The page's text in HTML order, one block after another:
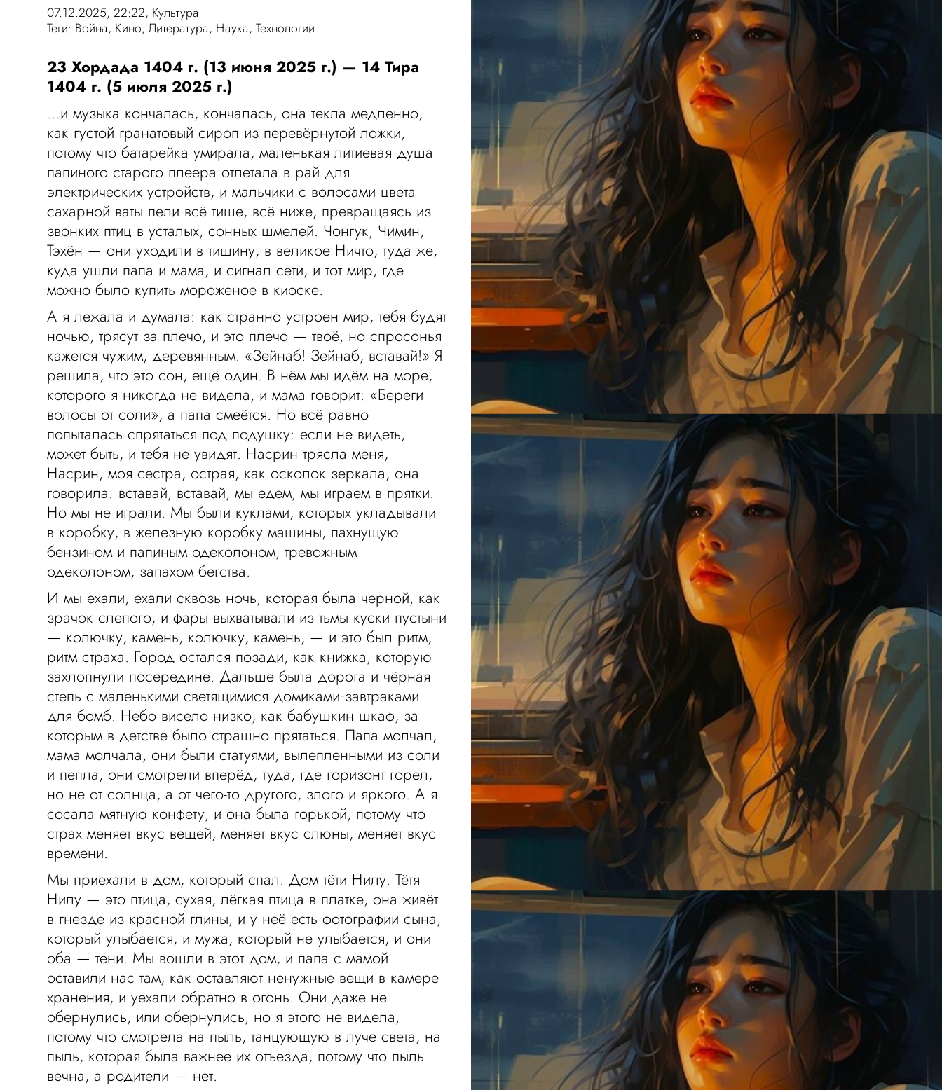
07.12.2025, 22:22, Культура
Теги: Война, Кино,Литература, Наука,Технологии
23 Хордада 1404 г. (13 июня 2025 г.) — 14 Тира
1404 г. (5 июля 2025 г.)
…и музыка кончалась, кончалась, она текла медленно,
как густой гранатовый сироп из перевёрнутой ложки,
потому что батарейка умирала, маленькая литиевая душа
папиного старого плеера отлетала в рай для
электрических устройств, и мальчики с волосами цвета
сахарной ваты пели всё тише, всё ниже, превращаясь из
звонких птиц в усталых, сонных шмелей. Чонгук, Чимин,
Тэхён — они уходили в тишину, в великое Ничто, туда же,
куда ушли папа и мама, и сигнал сети, и тот мир, где
можно было купить мороженое в киоске.
А я лежала и думала: как странно устроен мир, тебя будят
ночью, трясут за плечо, и это плечо — твоё, но спросонья
кажется чужим, деревянным. «Зейнаб! Зейнаб, вставай!» Я
решила, что это сон, ещё один. В нём мы идём на море,
которого я никогда не видела, и мама говорит: «Береги
волосы от соли», а папа смеётся. Но всё равно
попыталась спрятаться под подушку: если не видеть,
может быть, и тебя не увидят. Насрин трясла меня,
Насрин, моя сестра, острая, как осколок зеркала, она
говорила: вставай, вставай, мы едем, мы играем в прятки.
Но мы не играли. Мы были куклами, которых укладывали
в коробку, в железную коробку машины, пахнущую
бензином и папиным одеколоном, тревожным
одеколоном, запахом бегства.
И мы ехали, ехали сквозь ночь, которая была черной, как
зрачок слепого, и фары выхватывали из тьмы куски пустыни
— колючку, камень, колючку, камень, — и это был ритм,
ритм страха. Город остался позади, как книжка, которую
захлопнули посередине. Дальше была дорога и чёрная
степь с маленькими светящимися домиками‑завтраками
для бомб. Небо висело низко, как бабушкин шкаф, за
которым в детстве было страшно прятаться. Папа молчал,
мама молчала, они были статуями, вылепленными из соли
и пепла, они смотрели вперёд, туда, где горизонт горел,
но не от солнца, а от чего-то другого, злого и яркого. А я
сосала мятную конфету, и она была горькой, потому что
страх меняет вкус вещей, меняет вкус слюны, меняет вкус
времени.
Мы приехали в дом, который спал. Дом тёти Нилу. Тётя
Нилу — это птица, сухая, лёгкая птица в платке, она живёт
в гнезде из красной глины, и у неё есть фотографии сына,
который улыбается, и мужа, который не улыбается, и они
оба — тени. Мы вошли в этот дом, и папа с мамой
оставили нас там, как оставляют ненужные вещи в камере
хранения, и уехали обратно в огонь. Они даже не
обернулись, или обернулись, но я этого не видела,
потому что смотрела на пыль, танцующую в луче света, на
пыль, которая была важнее их отъезда, потому что пыль
вечна, а родители — нет.